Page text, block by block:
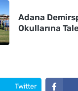
Adana
Okullarına
Twitter